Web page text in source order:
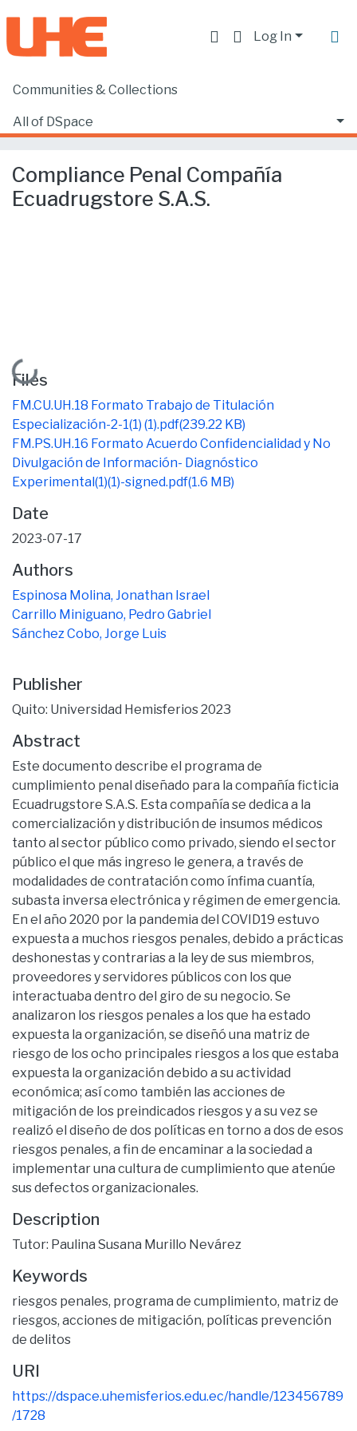
Log In
Communities & Collections
All of DSpace
Home
Facultad de Derecho
Compliance Penal Compañía Ecuadrugstore S.A.S.
Compliance Penal Compañía
Ecuadrugstore S.A.S.
Loading...
Files
FM.CU.UH.18 Formato Trabajo de Titulación
Especialización-2-1(1) (1).pdf(239.22 KB)
FM.PS.UH.16 Formato Acuerdo Confidencialidad y No
Divulgación de Información- Diagnóstico
Experimental(1)(1)-signed.pdf(1.6 MB)
Date
2023-07-17
Authors
Espinosa Molina, Jonathan Israel
Carrillo Miniguano, Pedro Gabriel
Sánchez Cobo, Jorge Luis
Publisher
Quito: Universidad Hemisferios 2023
Abstract
Este documento describe el programa de
cumplimiento penal diseñado para la compañía ficticia
Ecuadrugstore S.A.S. Esta compañía se dedica a la
comercialización y distribución de insumos médicos
tanto al sector público como privado, siendo el sector
público el que más ingreso le genera, a través de
modalidades de contratación como ínfima cuantía,
subasta inversa electrónica y régimen de emergencia.
En el año 2020 por la pandemia del COVID19 estuvo
expuesta a muchos riesgos penales, debido a prácticas
deshonestas y contrarias a la ley de sus miembros,
proveedores y servidores públicos con los que
interactuaba dentro del giro de su negocio. Se
analizaron los riesgos penales a los que ha estado
expuesta la organización, se diseñó una matriz de
riesgo de los ocho principales riesgos a los que estaba
expuesta la organización debido a su actividad
económica; así como también las acciones de
mitigación de los preindicados riesgos y a su vez se
realizó el diseño de dos políticas en torno a dos de esos
riesgos penales, a fin de encaminar a la sociedad a
implementar una cultura de cumplimiento que atenúe
sus defectos organizacionales.
Description
Tutor: Paulina Susana Murillo Nevárez
Keywords
riesgos penales, programa de cumplimiento, matriz de
riesgos, acciones de mitigación, políticas prevención
de delitos
URI
https://dspace.uhemisferios.edu.ec/handle/123456789
/1728